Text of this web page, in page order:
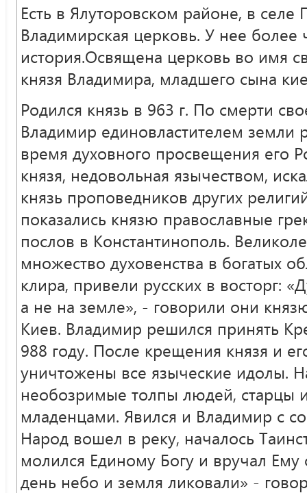
Есть в Ялуторовском районе, в селе
Владимирская церковь. У нее более
история.Освящена церковь во имя
князя Владимира, младшего сына
Родился князь в 963 г. По смерти
Владимир единовластителем земли
время духовного просвещения его
князя, недовольная язычеством,
князь проповедников других
показались князю православные
послов в Константинополь.
множество духовенства в богатых
клира, привели русских в восторг:
а не на земле», - говорили они
Киев. Владимир решился принять
988 году. После крещения князя и
уничтожены все языческие идолы.
необозримые толпы людей, старцы
младенцами. Явился и Владимир с
Народ вошел в реку, началось
молился Единому Богу и вручал Ему
день небо и земля ликовали» -